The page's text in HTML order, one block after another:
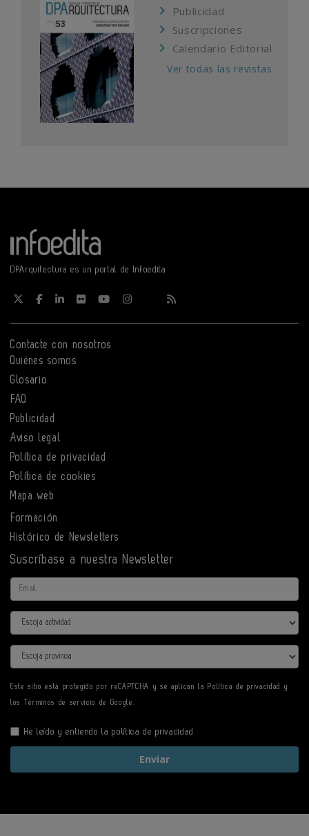
Publicidad
Suscripciones
Calendario Editorial
Ver todas las revistas
DPArquitectura es un portal de Infoedita
Contacte con nosotros
Quiénes somos
Glosario
FAQ
Publicidad
Aviso legal
Política de privacidad
Política de cookies
Mapa web
Formación
Histórico de Newsletters
Suscríbase a nuestra Newsletter
Email
Actividad
Provincia
Este sitio está protegido por reCAPTCHA y se aplican la Política de privacidad y
los Términos de servicio de Google.
He leído y entiendo lapolítica de privacidad
Enviar